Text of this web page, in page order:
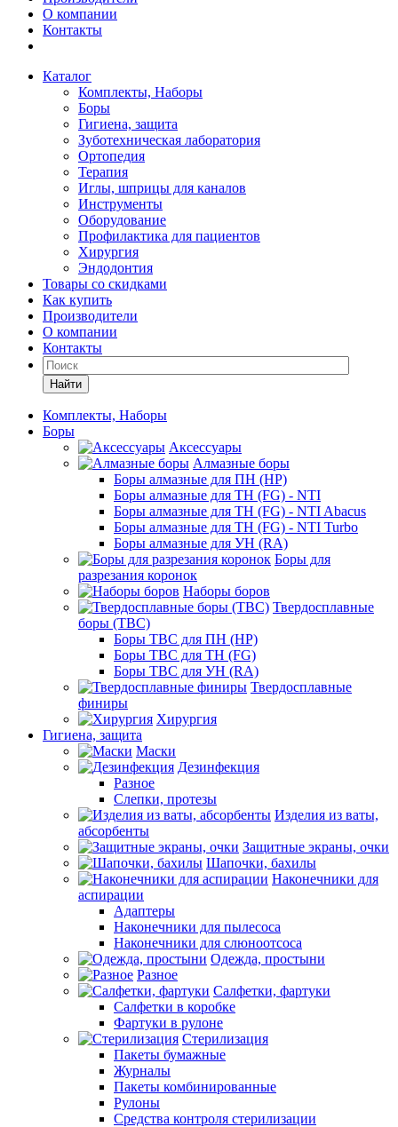
О компании
Контакты
Каталог
Комплекты, Наборы
Боры
Гигиена, защита
Зуботехническая лаборатория
Ортопедия
Терапия
Иглы, шприцы для каналов
Инструменты
Оборудование
Профилактика для пациентов
Хирургия
Эндодонтия
Товары со скидками
Как купить
Производители
О компании
Контакты
Найти
Комплекты, Наборы
Боры
Аксессуары
Алмазные боры
Боры алмазные для ПН (HP)
Боры алмазные для ТН (FG) - NTI
Боры алмазные для ТН (FG) - NTI Abacus
Боры алмазные для ТН (FG) - NTI Turbo
Боры алмазные для УН (RA)
Боры для
разрезания коронок
Наборы боров
Твердосплавные
боры (ТВС)
Боры ТВС для ПН (HP)
Боры ТВС для ТН (FG)
Боры ТВС для УН (RA)
Твердосплавные
финиры
Хирургия
Гигиена, защита
Маски
Дезинфекция
Разное
Слепки, протезы
Изделия из ваты,
абсорбенты
Защитные экраны, очки
Шапочки, бахилы
Наконечники для
аспирации
Адаптеры
Наконечники для пылесоса
Наконечники для слюноотсоса
Одежда, простыни
Разное
Салфетки, фартуки
Салфетки в коробке
Фартуки в рулоне
Стерилизация
Пакеты бумажные
Журналы
Пакеты комбинированные
Рулоны
Средства контроля стерилизации